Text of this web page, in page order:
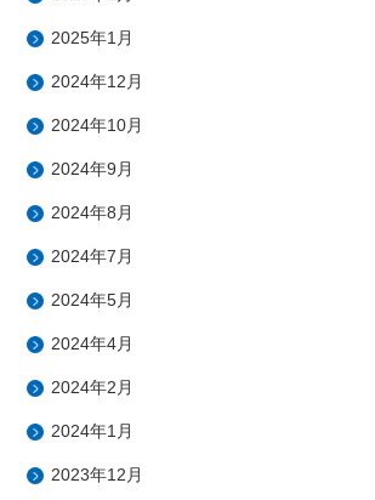
2025年1月
2024年12月
2024年10月
2024年9月
2024年8月
2024年7月
2024年5月
2024年4月
2024年2月
2024年1月
2023年12月